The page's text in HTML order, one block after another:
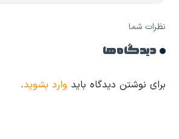
نظرات شما
دیدگاه ها
برای نوشتن دیدگاه باید وارد بشوید.